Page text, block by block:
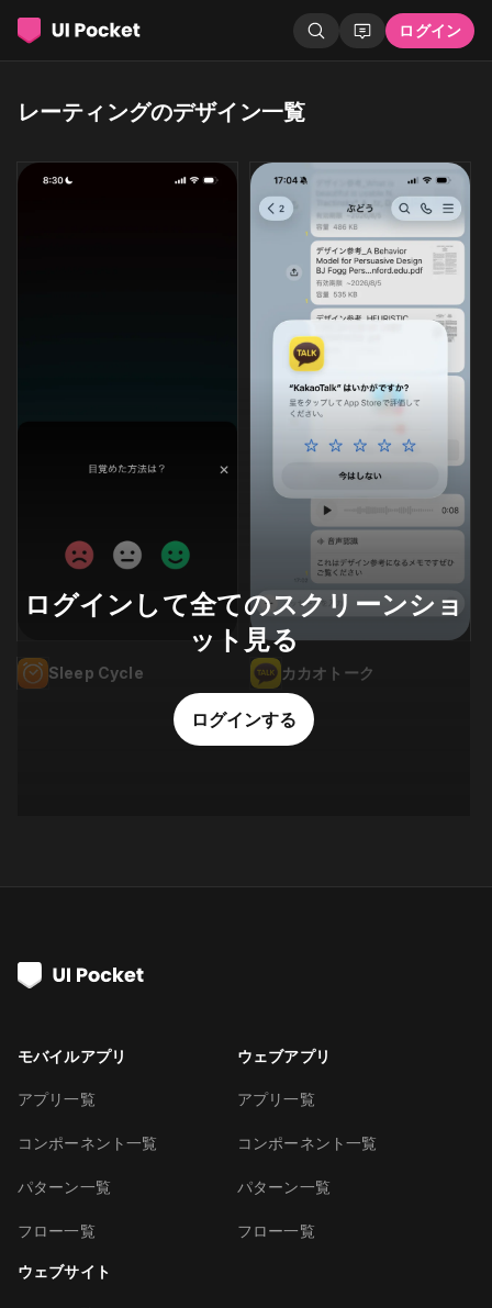
ログイン
レーティングのデザイン一覧
Sleep Cycle カカオトーク
ログインして全てのスクリーンショ
ット見る
ログインする
モバイルアプリ
アプリ一覧
コンポーネント一覧
パターン一覧
フロー一覧
ウェブアプリ
アプリ一覧
コンポーネント一覧
パターン一覧
フロー一覧
ウェブサイト